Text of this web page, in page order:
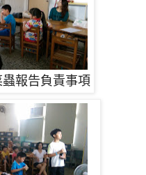
報告負責事項